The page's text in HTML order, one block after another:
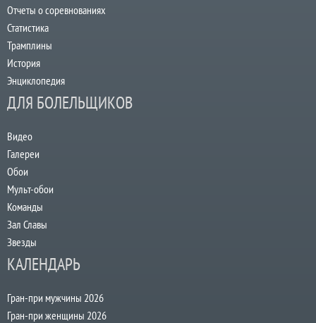
Отчеты о соревнованиях
Статистика
Трамплины
История
Энциклопедия
ДЛЯ БОЛЕЛЬЩИКОВ
Видео
Галереи
Обои
Мульт-обои
Команды
Зал Славы
Звезды
КАЛЕНДАРЬ
Гран-при мужчины 2026
Гран-при женщины 2026